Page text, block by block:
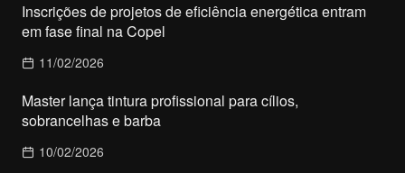
Inscrições de projetos de eficiência energética entram
em fase final na Copel
11/02/2026
Master lança tintura profissional para cílios,
sobrancelhas e barba
10/02/2026